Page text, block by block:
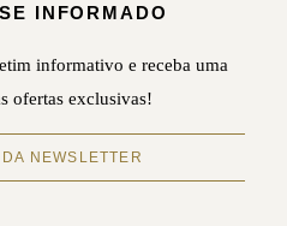
INFORMADO
informativo e receba uma
ofertas exclusivas!
NEWSLETTER